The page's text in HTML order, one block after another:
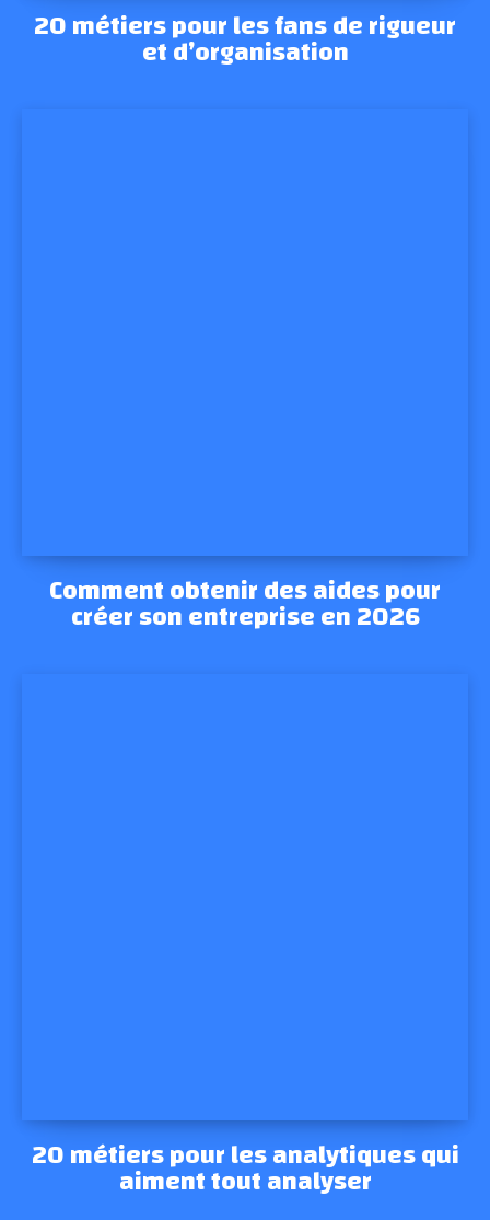
20 métiers pour les fans de rigueur
et d’organisation
Comment obtenir des aides pour
créer son entreprise en 2026
20 métiers pour les analytiques qui
aiment tout analyser